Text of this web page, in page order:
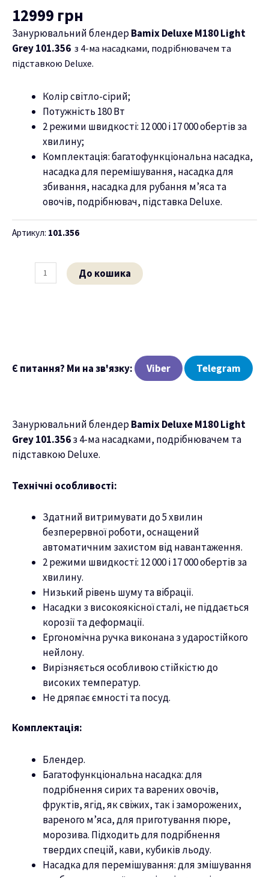
12999 грн
Занурювальний блендерBamix Deluxe M180 Light
Grey 101.356 з 4-ма насадками, подрібнювачем та
підставкою Deluxe.
Колір світло-сірий;
Потужність 180 Вт
2 режими швидкості: 12 000 і 17 000 обертів за
хвилину;
Комплектація: багатофункціональна насадка,
насадка для перемішування, насадка для
збивання, насадка для рубання м’яса та
овочів, подрібнювач, підставка Deluxe.
Артикул: 101.356
До кошика
Є питання? Ми на зв'язку: Viber Telegram
Занурювальний блендерBamix Deluxe M180 Light
Grey 101.356з 4-ма насадками, подрібнювачем та
підставкою Deluxe.
Технічні особливості:
Здатний витримувати до 5 хвилин
безперервної роботи, оснащений
автоматичним захистом від навантаження.
2 режими швидкості: 12 000 і 17 000 обертів за
хвилину.
Низький рівень шуму та вібрації.
Насадки з високоякісної сталі, не піддається
корозії та деформації.
Ергономічна ручка виконана з ударостійкого
нейлону.
Вирізняється особливою стійкістю до
високих температур.
Не дряпає ємності та посуд.
Комплектація:
Блендер.
Багатофункціональна насадка: для
подрібнення сирих та варених овочів,
фруктів, ягід, як свіжих, так і заморожених,
вареного м’яса, для приготування пюре,
морозива. Підходить для подрібнення
твердих спецій, кави, кубиків льоду.
Насадка для перемішування: для змішування